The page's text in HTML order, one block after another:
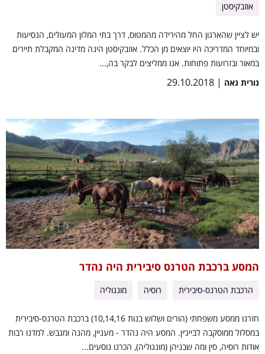
אוזבקיסטן
יש לציין שהארגון החל מהירידה מהמטוס, דרך בתי המלון המעולים, הנסיעות
ובמיוחד המדריכה היו יוצאים מן הכלל. אוזבקיסטן הינה מדינה המקבלת תיירים
במאור ובזרועות פתוחות. אנו ממליצים לבקר בה,...
נורית נאה | 29.10.2018
המסע ברכבת הטרנס סיבירית היה נהדר
הרכבת הטרנס-סיבירית רוסיה מונגוליה
חזרנו ממסע משפחתי (הורים ושלוש בנות 10,14,16) ברכבת הטרנס-סיבירית
במסלול ממוסקבה לבייג׳ין. המסע היה נהדר - מעניין, מהנה ומגבש. למדנו רבות
אודות רוסיה, סין ומה שבניהן (מונגוליה), הכרנו נוסעים...